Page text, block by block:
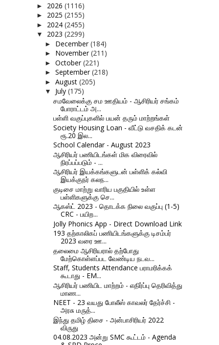
► 2026 (1116)
► 2025 (2155)
► 2024 (2455)
▼ 2023 (2299)
► December(184)
► November(211)
► October(221)
► September(218)
► August (205)
▼ July (175)
சமவேலைக்கு சம ஊதியம் - ஆசிரியர் சங்கம்
போராட்டம் அ...
பள்ளி வகுப்புகளில் பயன் தரும் மாற்றங்கள்
Society Housing Loan - வீட்டு வசதிக் கடன்
ரூ.20 இல...
School Calendar - August 2023
ஆசிரியர் பணியிடங்கள் மிக விரைவில்
நிரப்பப்படும் - ...
ஆசிரியர் இயக்கங்களுடன் பள்ளிக் கல்வி
இயக்குநர் கலந...
குடிசை மாற்று வாரிய பகுதியில் உள்ள
பள்ளிகளுக்கு செ...
ஆகஸ்ட் 2023 - தொடக்க நிலை வகுப்பு (1-5)
CRC - பயிற...
Jolly Phonics App - Direct Download Link
193 தற்காலிகப் பணியிடங்களுக்கு டிசம்பர்
2023 வரை ஊ...
தலைமை ஆசிரியரால் தற்போது
மேற்கொள்ளப்பட வேண்டிய நடவ...
Staff, Students Attendance பராமரிக்கக்
கூடாது - EM...
ஆசிரியர் பணியிட மாற்றம் - எதிர்ப்பு தெரிவித்து
மாண...
NEET - 23 வயது போலீஸ் காவலர் தேர்ச்சி -
அரசு மருத்...
இந்து தமிழ் திசை - அன்பாசிரியர் 2022
விருது
04.08.2023 அன்று SMC கூட்டம் - Agenda